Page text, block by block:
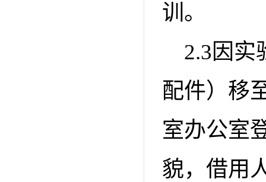
训。
2.3因实
配件）移
室办公室
貌，借用